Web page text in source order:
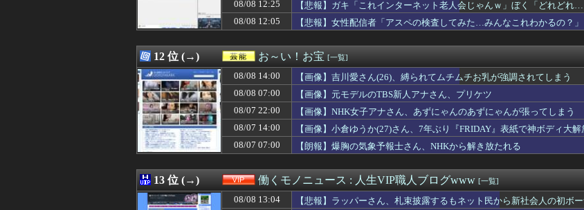
【ｼｺ動画】和服の巨乳女さん、ノーブラお○ぱいがエ口過ぎるｗｗｗｗｗｗｗｗｗｗ...
【おすすめ漫画】ご注文はうさぎですか癒される・・・・
08/08 13:32
夫婦の営みがなくなった理由 2位は「自分がしたくなくなった」、1位は…
08/08 13:31
ナイナイ岡村、家事をめぐる妻の不満に「言ってくれたら済む話やん」になるみ「バ
08/08 13:31
デニー、辺野古沖事故の防カメ映像「遺族の気持ち踏まえたものかくみ取り切れず」
08/08 13:31
【ウマ娘】ライトオの水着は叡智なスリングショットじゃなくて多分これ。
08/08 13:30
【悲報】佳子さま、あやうく「おパンツ」がお見えになってしまうwwwww
08/08 13:30
【にじ甲2026】なんで椎名さんの☆は伸び悩んだんや？
08/08 13:30
今シーズン ソフトバンクに8勝3敗だった西武ライオンズさん 気が付いたら9勝9...
08/08 13:30
【画像】咲-Saki-の大星淡の能力が判明ｗｗｗｗｗ
08/08 13:30
【朗報】SAROS、完売！
08/08 13:30
【悲報】佐藤二朗さん主演の「踊る」スピンオフ作品、結局撮影中止が決定wwwww...
08/08 13:30
ドイツ、熱中症で10,000人以上死亡、ほとんどが高齢者で若者は元気・・・
08/08 13:30
【家族内争い】嫁のピアノを兄嫁が欲しがり親も譲れと言い出した結果…ｗｗｗｗ
08/08 13:30
【悲報】佐藤二朗さん、Ｘを更新「妻から『ハグでもしてみっか』と言われました」
08/08 12:25
【悲報】ガキ「これインターネット老人会じゃんｗ」ぼく「どれど
ぁ…」
08/08 12:05 【悲報】女性配信者「アスペの検査してみた…みんなこれわかるの？」
12 位 (→) お～い！お宝 [一覧]
08/08 14:00
【画像】吉川愛さん(26)、縛られてムチムチお乳が強調されてしまう
08/08 07:00
【画像】元モデルのTBS新人アナさん、プリケツ
08/07 22:00
【画像】NHK女子アナさん、あずにゃんのあずにゃんが張ってしまう
08/07 14:00
【画像】小倉ゆうか(27)さん、7年ぶり『FRIDAY』表紙で神ボディ大解
08/07 07:00
【朗報】爆胸の気象予報士さん、NHKから解き放たれる
13 位 (→) 働くモノニュース : 人生VIP職人ブログwww [一覧]
08/08 13:04
【悲報】ラッパーさん、札束披露するもネット民から新社会人の初ボ